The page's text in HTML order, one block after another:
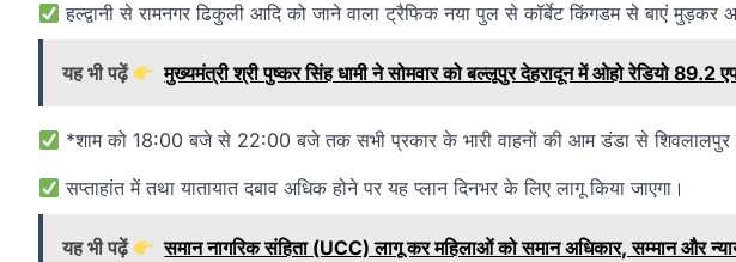
हल्द्वानी से रामनगर ढिकुली आदि को जाने वाला ट्रैफिक नया पुल से कॉर्बेट किंगडम से बाएं मुड़कर
यह भी पढ़ें मुख्यमंत्री श्री पुष्कर सिंह धामी ने सोमवार को बल्लूपुर देहरादून में ओहो रेडियो 89.2
*शाम को 18:00 बजे से 22:00 बजे तक सभी प्रकार के भारी वाहनों की आम डंडा से शिवलालपुर
सप्ताहांत में तथा यातायात दबाव अधिक होने पर यह प्लान दिनभर के लिए लागू किया जाएगा।
यह भी पढ़ें
समान नागरिक संहिता (UCC) लागू कर महिलाओं को समान अधिकार, सम्मान और